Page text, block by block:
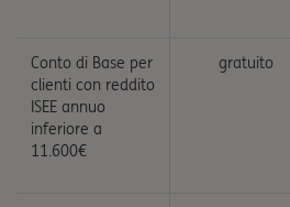
Conto di Base per
clienti con reddito
ISEE annuo
inferiore a
11.600€
gratuito